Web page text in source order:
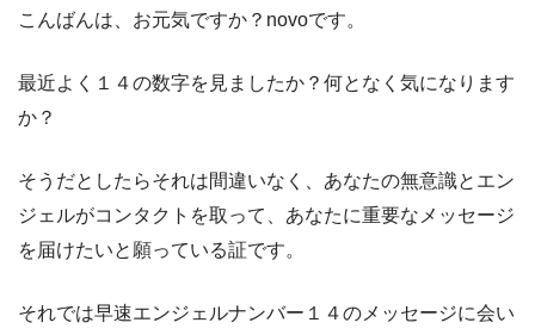
こんばんは、お元気ですか？novoです。
最近よく１４の数字を見ましたか？何となく気になります
か？
そうだとしたらそれは間違いなく、あなたの無意識とエン
ジェルがコンタクトを取って、あなたに重要なメッセージ
を届けたいと願っている証です。
それでは早速エンジェルナンバー１４のメッセージに会い